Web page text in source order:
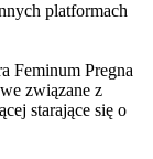
platformach
⁠Feminum Pregna⁠
związane z
starające się o